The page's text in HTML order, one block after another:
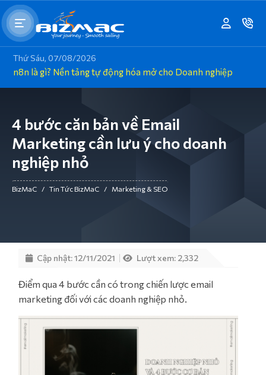
Thứ Sáu, 07/08/2026
n8n là gì? Nền tảng tự động hóa mở cho Doanh nghiệp
4 bước căn bản về Email
Marketing cần lưu ý cho doanh
nghiệp nhỏ
BizMaC / Tin Tức BizMaC / Marketing & SEO
Cập nhật: 12/11/2021 Lượt xem: 2,332
Điểm qua 4 bước cần có trong chiến lược email
marketing đối với các doanh nghiệp nhỏ.